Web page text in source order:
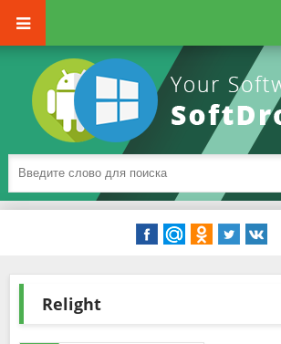
Relight